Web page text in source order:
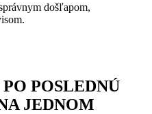
došľapom,
POSLEDNÚ
JEDNOM